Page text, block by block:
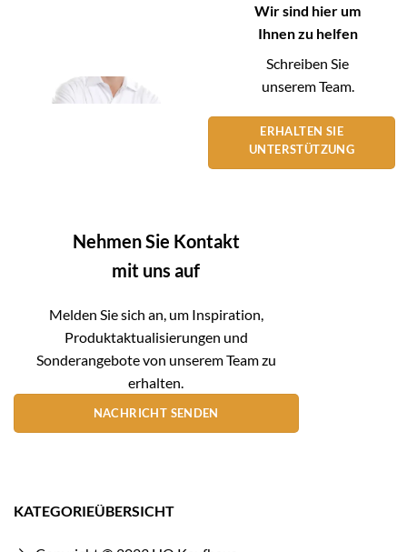
Wir sind hier um
Ihnen zu helfen
Schreiben Sie
unserem Team.
ERHALTEN SIE
UNTERSTÜTZUNG
Nehmen Sie Kontakt
mit uns auf
Melden Sie sich an, um Inspiration,
Produktaktualisierungen und
Sonderangebote von unserem Team zu
erhalten.
NACHRICHT SENDEN
KATEGORIEÜBERSICHT